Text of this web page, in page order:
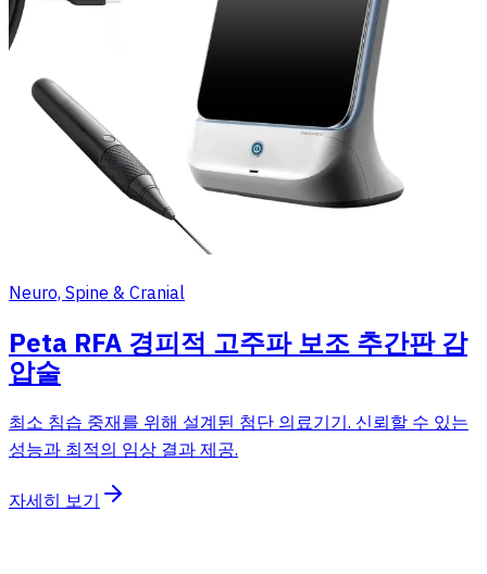
Neuro, Spine & Cranial
Peta RFA 경피적 고주파 보조 추간판 감
압술
최소 침습 중재를 위해 설계된 첨단 의료기기. 신뢰할 수 있는
성능과 최적의 임상 결과 제공.
자세히 보기